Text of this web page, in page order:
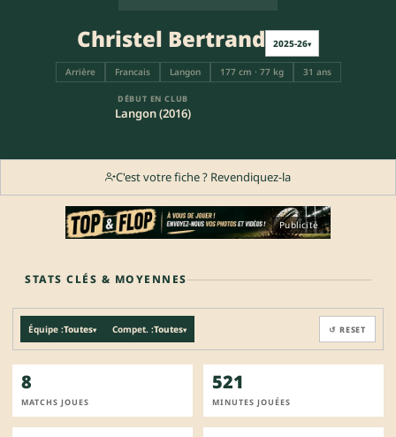
Christel Bertrand 2025-26▾
Arrière Francais Langon 177 cm · 77 kg 31 ans
DÉBUT EN CLUB
Langon (2016)
C'est votre fiche ? Revendiquez-la
Publicité
STATS CLÉS & MOYENNES
Équipe :Toutes▾ Compet. :Toutes▾ ↺ RESET
8
MATCHS JOUES
521
MINUTES JOUÉES